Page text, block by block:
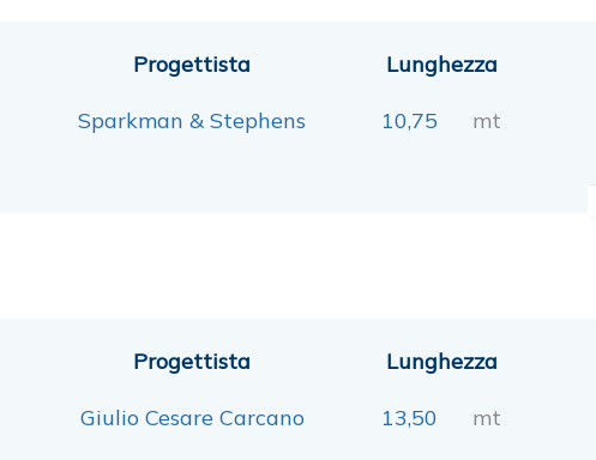
Progettista
Sparkman & Stephens
Lunghezza
10,75 mt
Progettista
Giulio Cesare Carcano
Lunghezza
13,50 mt